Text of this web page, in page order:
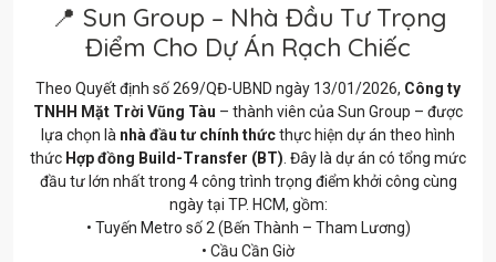
📍 Sun Group – Nhà Đầu Tư Trọng
Điểm Cho Dự Án Rạch Chiếc
Theo Quyết định số 269/QĐ-UBND ngày 13/01/2026, Công ty
TNHH Mặt Trời Vũng Tàu – thành viên của Sun Group – được
lựa chọn là nhà đầu tư chính thứcthực hiện dự án theo hình
thức Hợp đồng Build-Transfer (BT). Đây là dự án có tổng mức
đầu tư lớn nhất trong 4 công trình trọng điểm khởi công cùng
ngày tại TP. HCM, gồm:
• Tuyến Metro số 2 (Bến Thành – Tham Lương)
• Cầu Cần Giờ